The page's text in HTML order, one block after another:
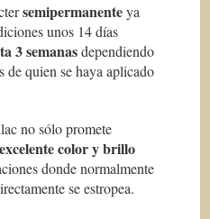
semipermanenteya
unos 14 días
3 semanasdependiendo
de quien se haya aplicado
no sólo promete
excelente color y brillo
donde normalmente
se estropea.